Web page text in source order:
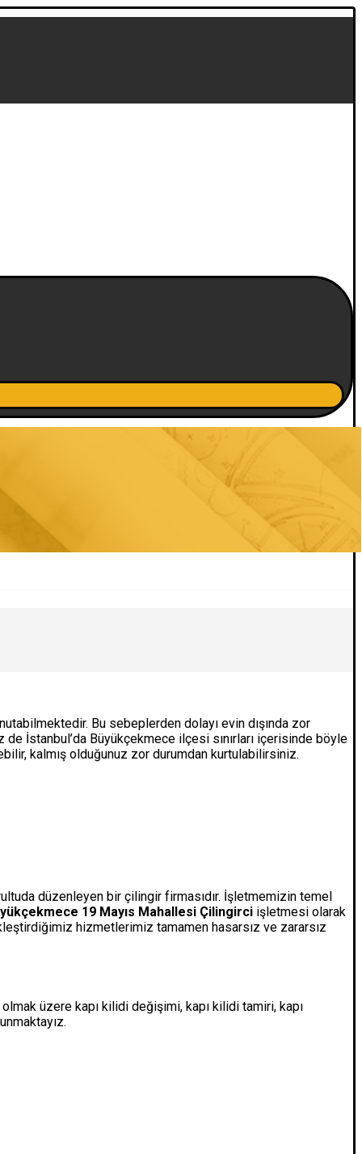
Bu sebeplerden dolayı evin dışında zor
İstanbul’da Büyükçekmece ilçesi sınırları içerisinde böyle
kalmış olduğunuz zor durumdan kurtulabilirsiniz.
düzenleyen bir çilingir firmasıdır. İşletmemizin temel
19 Mayıs Mahallesi Çilingirci işletmesi olarak
hizmetlerimiz tamamen hasarsız ve zararsız
üzere kapı kilidi değişimi, kapı kilidi tamiri, kapı